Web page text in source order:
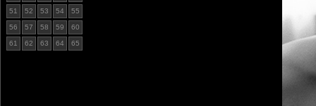
51 52 53 54 55
56 57 58 59 60
61 62 63 64 65